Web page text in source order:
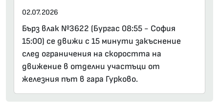
02.07.2026
Бърз влак №3622 (Бургас 08:55 - София
15:00) се движи с 15 минути закъснение
след ограничения на скоростта на
движение в отделни участъци от
железния път в гара Гурково.